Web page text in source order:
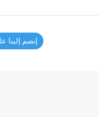
إنضم إلينا